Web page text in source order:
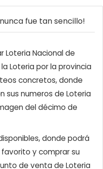
fue tan sencillo!
Loteria Nacional de
Loteria por la provincia
concretos, donde
sus numeros de Loteria
del décimo de
donde podrá
y comprar su
de venta de Loteria